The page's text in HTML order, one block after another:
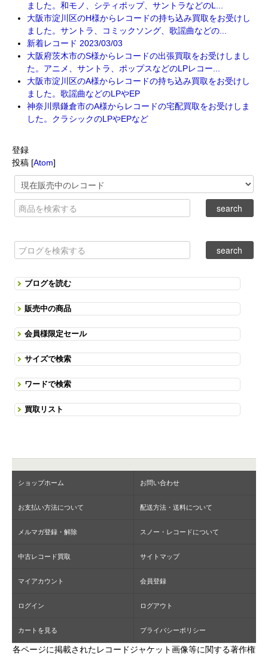
ました。和モノ、シティポップ、サントラなどのL...
大阪市淀川区のH様からレコードの持ち込み買取をお受けし
ました。サントラ、コミックソング、歌謡曲などの...
新着レコード 2023/03/03
大阪府茨木市のS様からレコードの出張買取をお受けしまし
た。アニメ、サントラ、ポップスなどのLPレコー...
大阪市淀川区のA様からレコードの持ち込み買取をお受けし
ました。歌謡曲などのLPやEP
神奈川県鎌倉市のA様からレコードの宅配買取をお受けしま
した。クラシックのLPやEPなど
登録
投稿 [Atom]
ブログを読む
販売中の商品
会員様限定セール
サイズで検索
ワードで検索
買取リスト
ショップホーム お問い合わせ
お支払い方法について 配送方法・送料について
メルマガ登録・解除 スノー・レコードについて
中古レコード買取 サイトマップ
マイアカウント 会員登録
ログイン ログアウト
カートを見る プライバシーポリシー
各ページに掲載されたレコードジャケット画像等に関する著作権